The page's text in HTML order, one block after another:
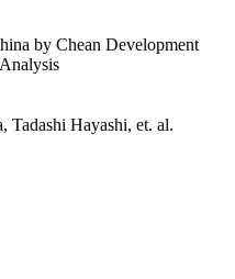
by Chean Development
Hayashi, et. al.